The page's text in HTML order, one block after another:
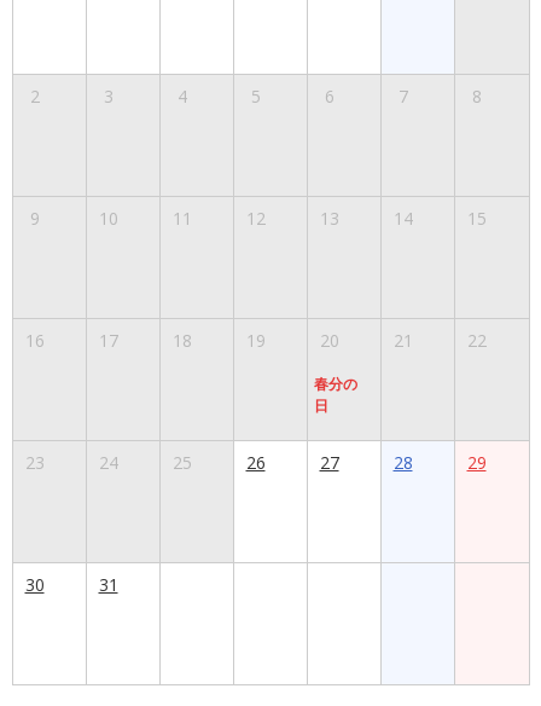
2 3 4 5 6 7 8
9 10 11 12 13 14 15
16 17 18 19 20
春分の
日
21 22
23 24 25 26 27 28 29
30 31